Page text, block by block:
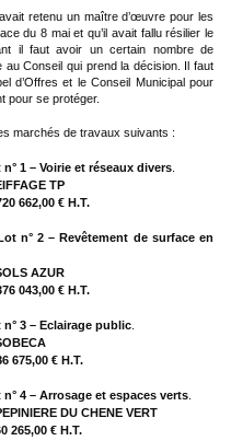
retenu un maître d’œuvre pour les
du 8 mai et qu’il avait fallu résilier le
il faut avoir un certain nombre de
Conseil qui prend la décision. Il faut
d’Offres et le Conseil Municipal pour
pour se protéger.
marchés de travaux suivants :
n° 1 – Voirie et réseaux divers.
TP
662,00 € H.T.
n° 2 – Revêtement de surface en
AZUR
043,00 € H.T.
n° 3 – Eclairage public.
675,00 € H.T.
n° 4 – Arrosage et espaces verts.
DU CHENE VERT
265,00 € H.T.